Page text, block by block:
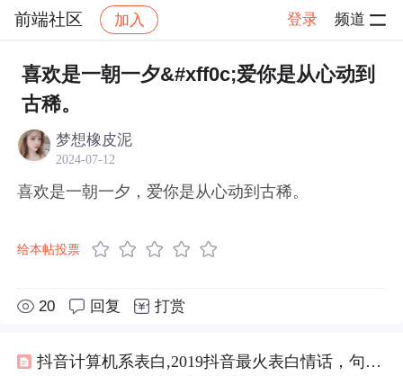
前端社区 加入 登录 频道
社区 前端社区 感慨 帖子详情
喜欢是一朝一夕&#xff0c;爱你是从心动到
古稀。
梦想橡皮泥
2024-07-12
喜欢是一朝一夕，爱你是从心动到古稀。
给本帖投票
20 回复 打赏
抖音计算机系表白,2019抖音最火表白情话，句句唯美深情！